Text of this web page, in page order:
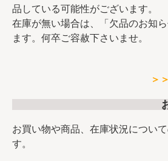
品している可能性がございます。
在庫が無い場合は、「欠品のお知
ます。何卒ご容赦下さいませ。
＞
お買い物や商品、在庫状況につい
す。